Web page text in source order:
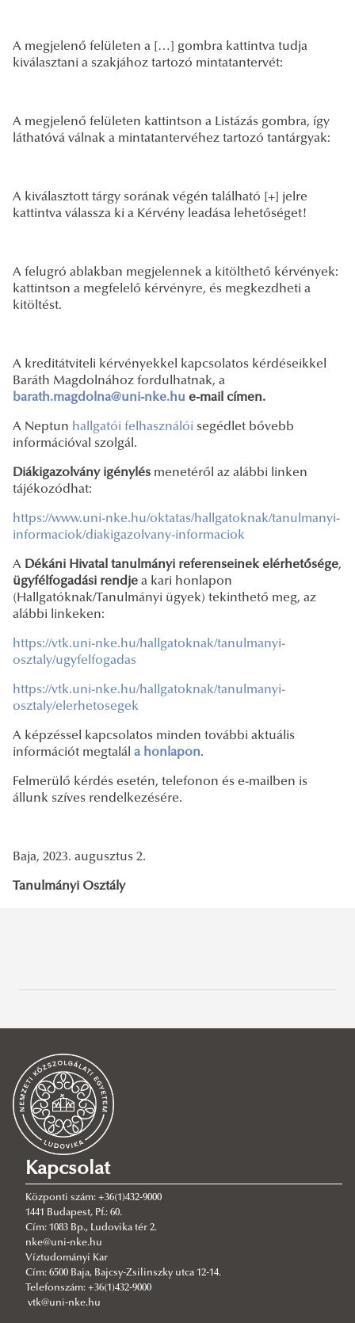
Rektori utasítások
Dékáni tájékoztatók, intézkedések, utasítások
Dékáni tájékoztatók
Dékáni intézkedések
Dékáni utasítások
Campus térkép
Egyéb tájékoztatók
Tanulmányi Osztály
Ügyfélfogadás
Elérhetőségek
Tanulmányi ügyek
Gólyáknak
2026. Gólyatábor
Beiratkozási információk
Vízügyi ösztöndíj
Hallgatói szótár
Tanulmányi ügyeket érintő kérdések-válaszok
Új neptun felhasználói segédlet
Tanév rendje
2026/2027. tanév kari naptári terv
2025/2026. tanév kari naptári terv
Féléves tájékoztatók
Tájékoztató a 2025/2026. tanév tavaszi félévre
A megjelenő felületen a […] gombra kattintva tudja
kiválasztani a szakjához tartozó mintatantervét:
A megjelenő felületen kattintson a Listázás gombra, így
láthatóvá válnak a mintatantervéhez tartozó tantárgyak:
A kiválasztott tárgy sorának végén található [+] jelre
kattintva válassza ki a Kérvény leadása lehetőséget!
A felugró ablakban megjelennek a kitölthető kérvények:
kattintson a megfelelő kérvényre, és megkezdheti a
kitöltést.
A kreditátviteli kérvényekkel kapcsolatos kérdéseikkel
Baráth Magdolnához fordulhatnak, a
barath.magdolna@uni-nke.hu e-mail címen.
A Neptun hallgatói felhasználói segédlet bővebb
információval szolgál.
Diákigazolvány igénylés menetéről az alábbi linken
tájékozódhat:
https://www.uni-nke.hu/oktatas/hallgatoknak/tanulmanyi-
informaciok/diakigazolvany-informaciok
A Dékáni Hivatal tanulmányi referenseinek elérhetősége,
ügyfélfogadási rendje a kari honlapon
(Hallgatóknak/Tanulmányi ügyek) tekinthető meg, az
alábbi linkeken:
https://vtk.uni-nke.hu/hallgatoknak/tanulmanyi-
osztaly/ugyfelfogadas
https://vtk.uni-nke.hu/hallgatoknak/tanulmanyi-
osztaly/elerhetosegek
A képzéssel kapcsolatos minden további aktuális
információt megtalál a honlapon.
Felmerülő kérdés esetén, telefonon és e-mailben is
állunk szíves rendelkezésére.
Baja, 2023. augusztus 2.
Tanulmányi Osztály
Kapcsolat
Központi szám: +36(1)432-9000
1441 Budapest, Pf.: 60.
Cím: 1083 Bp., Ludovika tér 2.
nke@uni-nke.hu
Víztudományi Kar
Cím: 6500 Baja, Bajcsy-Zsilinszky utca 12-14.
Telefonszám: +36(1)432-9000
vtk@uni-nke.hu